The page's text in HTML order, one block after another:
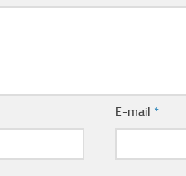
E-mail*